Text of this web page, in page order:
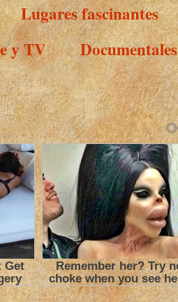
Lugares fascinantes
y TV
Documentales